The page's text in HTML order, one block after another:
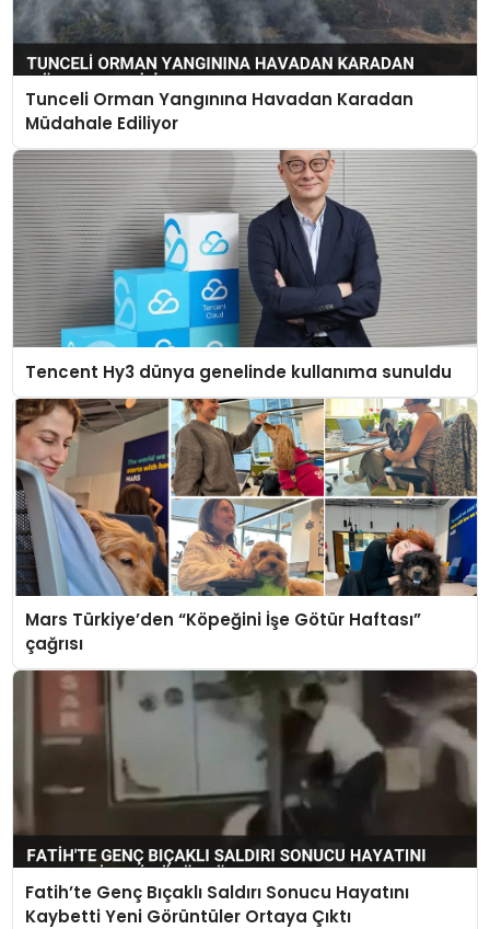
Tunceli Orman Yangınına Havadan Karadan
Müdahale Ediliyor
Tencent Hy3 dünya genelinde kullanıma sunuldu
Mars Türkiye’den “Köpeğini İşe Götür Haftası”
çağrısı
Fatih’te Genç Bıçaklı Saldırı Sonucu Hayatını
Kaybetti Yeni Görüntüler Ortaya Çıktı